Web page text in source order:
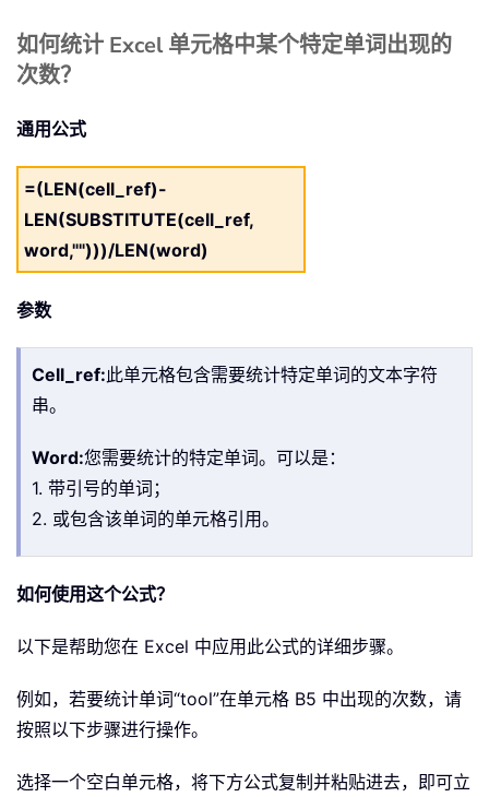
如何统计 Excel 单元格中某个特定单词出现的
次数？
通用公式
=(LEN(cell_ref)-
LEN(SUBSTITUTE(cell_ref,
word,"")))/LEN(word)
参数
Cell_ref:此单元格包含需要统计特定单词的文本字符
串。
Word:您需要统计的特定单词。可以是：
1. 带引号的单词；
2. 或包含该单词的单元格引用。
如何使用这个公式？
以下是帮助您在 Excel 中应用此公式的详细步骤。
例如，若要统计单词“tool”在单元格 B5 中出现的次数，请
按照以下步骤进行操作。
选择一个空白单元格，将下方公式复制并粘贴进去，即可立